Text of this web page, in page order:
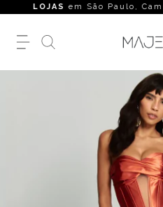
LOJASem São Paulo,